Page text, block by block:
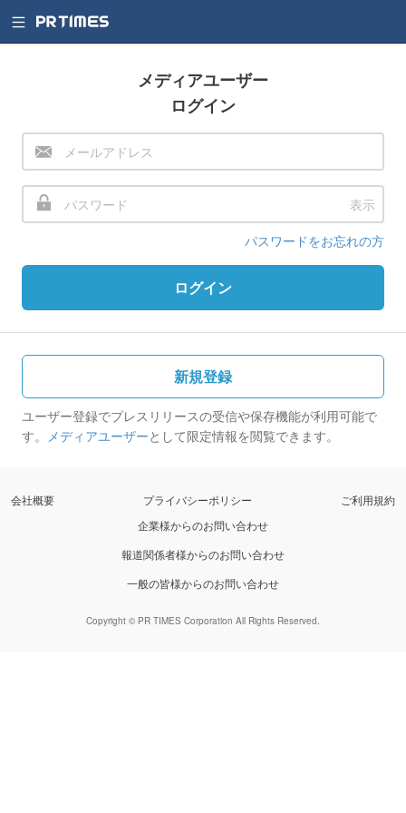
メディアユーザー
ログイン
表示
パスワードをお忘れの方
ログイン
新規登録
ユーザー登録でプレスリリースの受信や保存機能が利用可能で
す。 メディアユーザーとして限定情報を閲覧できます。
会社概要 プライバシーポリシー
ご利用規約
企業様からのお問い合わせ
報道関係者様からのお問い合わせ
一般の皆様からのお問い合わせ
Copyright © PR TIMES Corporation All Rights Reserved.